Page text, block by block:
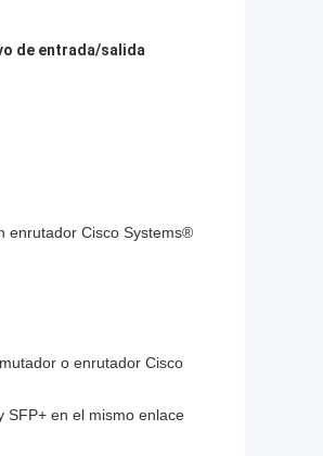
de entrada/salida
enrutador Cisco Systems®
o enrutador Cisco
SFP+ en el mismo enlace